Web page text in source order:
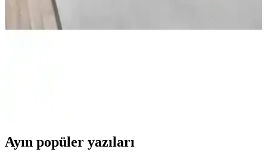
İki farklı koltuk örtüsü ürününün malzeme, kullanım kolaylığı ve
kullanıcı memnuniyeti açısından detaylı karşılaştırması, dayanıklı ve
Ayın popüler yazıları